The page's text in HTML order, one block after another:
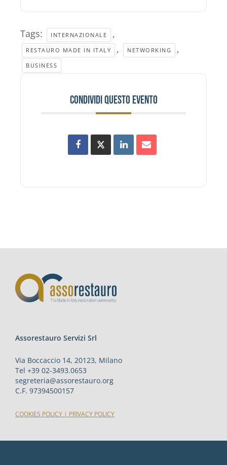
Tags: INTERNAZIONALE ,
RESTAURO MADE IN ITALY , NETWORKING ,
BUSINESS
CONDIVIDI QUESTO EVENTO
Assorestauro Servizi Srl
Via Boccaccio 14, 20123, Milano
Tel +39 02-3493.0653
segreteria@assorestauro.org
C.F. 97394500157
COOKIES POLICY | PRIVACY POLICY